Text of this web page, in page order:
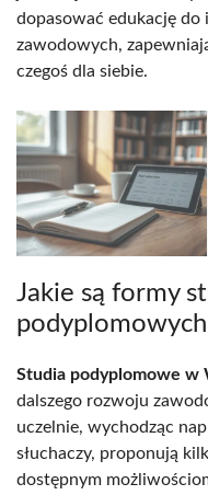
dopasować edukację
zawodowych,
czegoś dla siebie.
Jakie są formy
Studia podyplomowe w
dalszego rozwoju
uczelnie, wychodząc
słuchaczy, proponują
dostępnym